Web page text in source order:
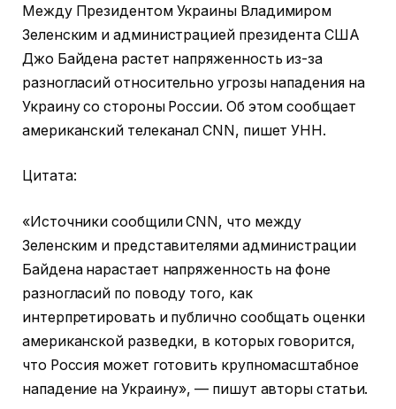
Между Президентом Украины Владимиром
Зеленским и администрацией президента США
Джо Байдена растет напряженность из-за
разногласий относительно угрозы нападения на
Украину со стороны России. Об этом сообщает
американский телеканал CNN, пишет УНН.
Цитата:
«Источники сообщили CNN, что между
Зеленским и представителями администрации
Байдена нарастает напряженность на фоне
разногласий по поводу того, как
интерпретировать и публично сообщать оценки
американской разведки, в которых говорится,
что Россия может готовить крупномасштабное
нападение на Украину», — пишут авторы статьи.